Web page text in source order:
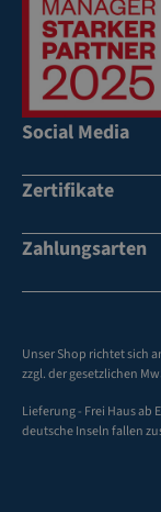
Social Media
Zertifikate
Zahlungsarten
Unser Shop richtet sich
zzgl. der gesetzlichen
Lieferung - Frei Haus
deutsche Inseln fallen